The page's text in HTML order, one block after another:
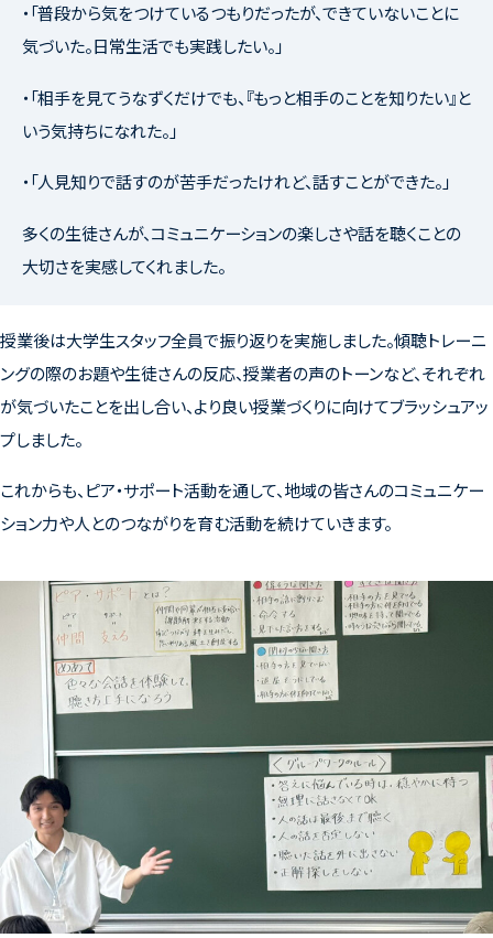
・「普段から気をつけているつもりだったが、できていないことに
気づいた。日常生活でも実践したい。」
・「相手を見てうなずくだけでも、『もっと相手のことを知りたい』と
いう気持ちになれた。」
・「人見知りで話すのが苦手だったけれど、話すことができた。」
多くの生徒さんが、コミュニケーションの楽しさや話を聴くことの
大切さを実感してくれました。
授業後は大学生スタッフ全員で振り返りを実施しました。傾聴トレーニ
ングの際のお題や生徒さんの反応、授業者の声のトーンなど、それぞれ
が気づいたことを出し合い、より良い授業づくりに向けてブラッシュアッ
プしました。
これからも、ピア・サポート活動を通して、地域の皆さんのコミュニケー
ション力や人とのつながりを育む活動を続けていきます。